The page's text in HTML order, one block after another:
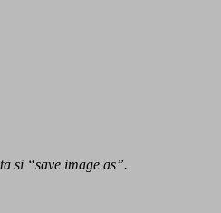
si “save image as”.